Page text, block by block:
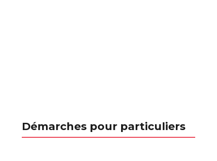
Démarches pour particuliers